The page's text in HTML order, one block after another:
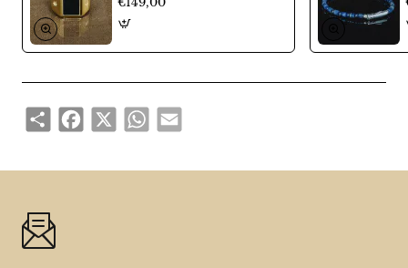
ShareFacebook
X WhatsAppEmail